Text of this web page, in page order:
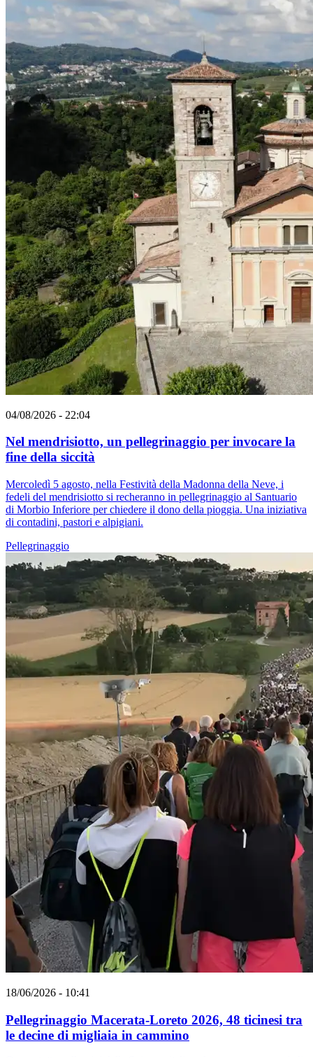
04/08/2026 - 22:04
Nel mendrisiotto, un pellegrinaggio per invocare la
fine della siccità
Mercoledì 5 agosto, nella Festività della Madonna della Neve, i
fedeli del mendrisiotto si recheranno in pellegrinaggio al Santuario
di Morbio Inferiore per chiedere il dono della pioggia. Una iniziativa
di contadini, pastori e alpigiani.
Pellegrinaggio
18/06/2026 - 10:41
Pellegrinaggio Macerata-Loreto 2026, 48 ticinesi tra
le decine di migliaia in cammino